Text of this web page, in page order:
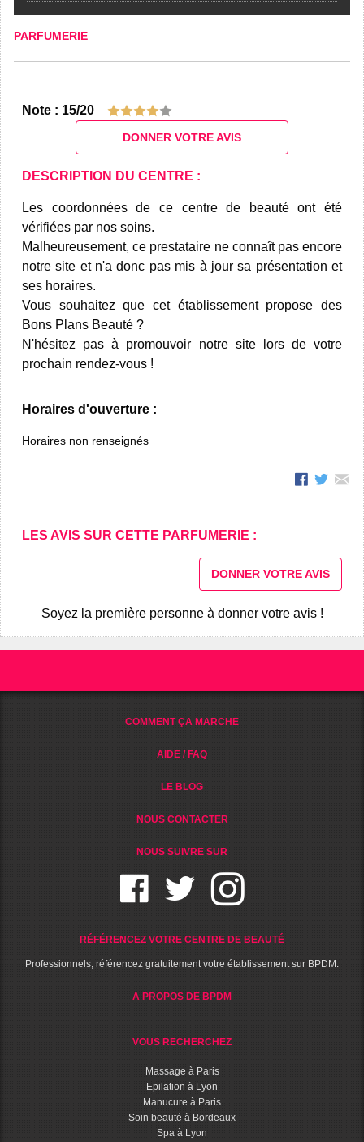
PARFUMERIE
Note : 15/20
DONNER VOTRE AVIS
DESCRIPTION DU CENTRE :
Les coordonnées de ce centre de beauté ont été
vérifiées par nos soins.
Malheureusement, ce prestataire ne connaît pas encore
notre site et n'a donc pas mis à jour sa présentation et
ses horaires.
Vous souhaitez que cet établissement propose des
Bons Plans Beauté ?
N'hésitez pas à promouvoir notre site lors de votre
prochain rendez-vous !
Horaires d'ouverture :
Horaires non renseignés
LES AVIS SUR CETTE PARFUMERIE :
DONNER VOTRE AVIS
Soyez la première personne à donner votre avis !
COMMENT ÇA MARCHE
AIDE / FAQ
LE BLOG
NOUS CONTACTER
NOUS SUIVRE SUR
RÉFÉRENCEZ VOTRE CENTRE DE BEAUTÉ
Professionnels, référencez gratuitement votre établissement sur BPDM.
A PROPOS DE BPDM
VOUS RECHERCHEZ
Massage à Paris
Epilation à Lyon
Manucure à Paris
Soin beauté à Bordeaux
Spa à Lyon